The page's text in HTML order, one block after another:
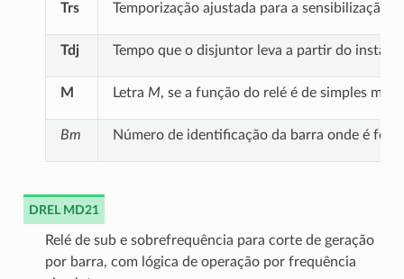
Trs Temporização ajustada para a sensibilização
Tdj Tempo que o disjuntor leva a partir do
M Letra M, se a função do relé é de simples
Bm Número de identificação da barra onde é
DREL MD21
Relé de sub e sobrefrequência para corte de geração
por barra, com lógica de operação por frequência